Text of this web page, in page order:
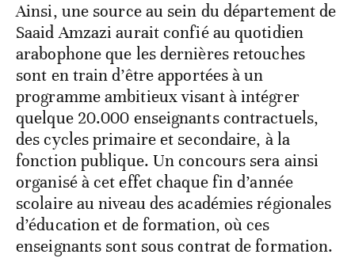
Ainsi, une source au sein du département de
Saaid Amzazi aurait confié au quotidien
arabophone que les dernières retouches
sont en train d’être apportées à un
programme ambitieux visant à intégrer
quelque 20.000 enseignants contractuels,
des cycles primaire et secondaire, à la
fonction publique. Un concours sera ainsi
organisé à cet effet chaque fin d’année
scolaire au niveau des académies régionales
d’éducation et de formation, où ces
enseignants sont sous contrat de formation.